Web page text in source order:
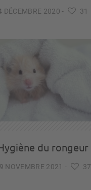
DÉCEMBRE 2020 - 31
du rongeur
NOVEMBRE 2021 - 37